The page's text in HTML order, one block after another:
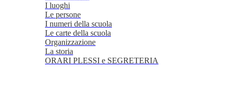
I luoghi
Le persone
I numeri della scuola
Le carte della scuola
Organizzazione
La storia
ORARI PLESSI e SEGRETERIA